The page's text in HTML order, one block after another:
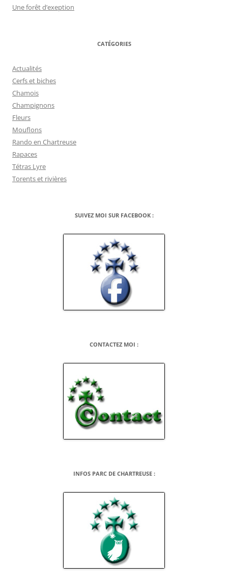
Une forêt d’exeption
CATÉGORIES
Actualités
Cerfs et biches
Chamois
Champignons
Fleurs
Mouflons
Rando en Chartreuse
Rapaces
Tétras Lyre
Torents et rivières
SUIVEZ MOI SUR FACEBOOK :
CONTACTEZ MOI :
INFOS PARC DE CHARTREUSE :